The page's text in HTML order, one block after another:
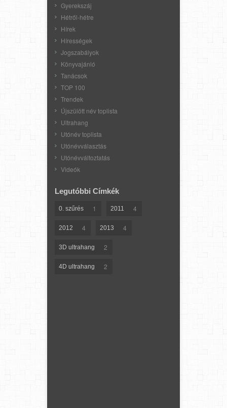
Gyerekszáj
Hétről-hétre
Hírek
Hírességek
Jogszabályok
Könyvajánló
Tanácsok
TOP 100
Trendek
Újszülött név toplista
Ultrahang
Utónév toplista
Utónévválasztás
Utónévváltoztatás
Videók
Legutóbbi Címkék
0. szűrés 1 2011 4
2012 4 2013 4
3D ultrahang 2
4D ultrahang 2